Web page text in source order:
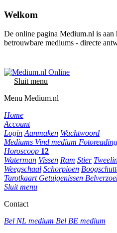
Welkom
De online pagina Medium.nl is aan
betrouwbare mediums - directe
Sluit menu
Menu Medium.nl
Home
Account
Login Aanmaken Wachtwoord
Mediums Vind medium Fotoreading
Horoscoop 12
Waterman Vissen Ram Stier
Weegschaal Schorpioen
Tarotkaart Getuigenissen
Sluit menu
Contact
Bel NL medium Bel BE medium